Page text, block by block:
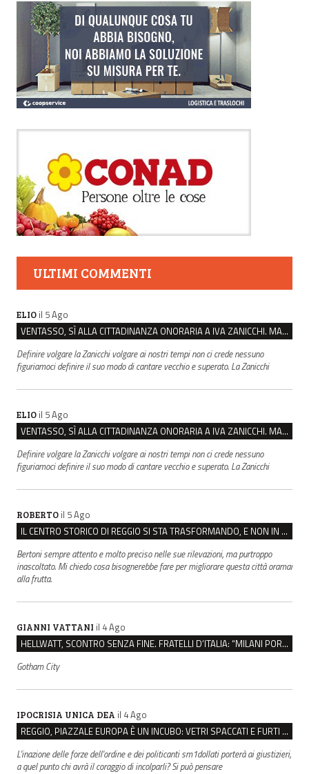
ULTIMI COMMENTI
ELIO il 5 Ago
VENTASSO, SÌ ALLA CITTADINANZA ONORARIA A IVA ZANICCHI. MA BARGIACCHI: “È DI PESSIMO GUSTO”
Definire volgare la Zanicchi volgare ai nostri tempi non ci crede nessuno
figuriamoci definire il suo modo di cantare vecchio e superato. La Zanicchi
ELIO il 5 Ago
VENTASSO, SÌ ALLA CITTADINANZA ONORARIA A IVA ZANICCHI. MA BARGIACCHI: “È DI PESSIMO GUSTO”
Definire volgare la Zanicchi volgare ai nostri tempi non ci crede nessuno
figuriamoci definire il suo modo di cantare vecchio e superato. La Zanicchi
ROBERTO il 5 Ago
IL CENTRO STORICO DI REGGIO SI STA TRASFORMANDO, E NON IN MEGLIO
Bertoni sempre attento e molto preciso nelle sue rilevazioni, ma purtroppo
inascoltato. Mi chiedo cosa bisognerebbe fare per migliorare questa città oramai
alla frutta.
GIANNI VATTANI il 4 Ago
HELLWATT, SCONTRO SENZA FINE. FRATELLI D’ITALIA: “MILANI PORTA DOCUMENTI, DE FRANCO INSULTI”
Gotham City
IPOCRISIA UNICA DEA il 4 Ago
REGGIO, PIAZZALE EUROPA È UN INCUBO: VETRI SPACCATI E FURTI SULLE AUTO IN SOSTA
L'inazione delle forze dell'ordine e dei politicanti sm1dollati porterà ai giustizieri,
a quel punto chi avrà il coraggio di incolparli? Si può pensare